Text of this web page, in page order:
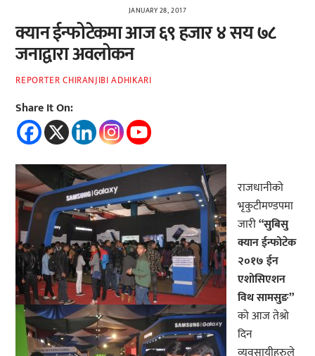
JANUARY 28, 2017
क्यान ईन्फोटेकमा आज ६९ हजार ४ सय ७८
जनाद्वारा अवलोकन
REPORTER CHIRANJIBI ADHIKARI
Share It On:
राजधानीको
भृकुटीमण्डपमा
जारी“सुबिसु
क्यान ईन्फोटेक
२०१७ ईन
एशोसिएशन
विथ सामसुङ”
को आज तेश्रो
दिन